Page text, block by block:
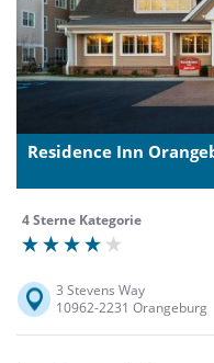
Residence Inn
4 Sterne Kategorie
3 Stevens Way
10962-2231 Orangeburg